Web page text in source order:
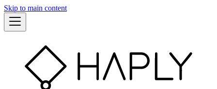
Skip to main content